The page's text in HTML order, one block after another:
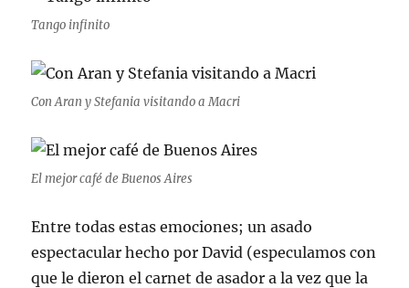
Tango infinito
Con Aran y Stefania visitando a Macri
El mejor café de Buenos Aires
Entre todas estas emociones; un asado
espectacular hecho por David (especulamos con
que le dieron el carnet de asador a la vez que la